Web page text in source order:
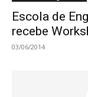
Escola de
recebe
03/06/2014